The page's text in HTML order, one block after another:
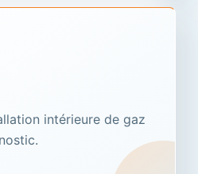
intérieure de gaz